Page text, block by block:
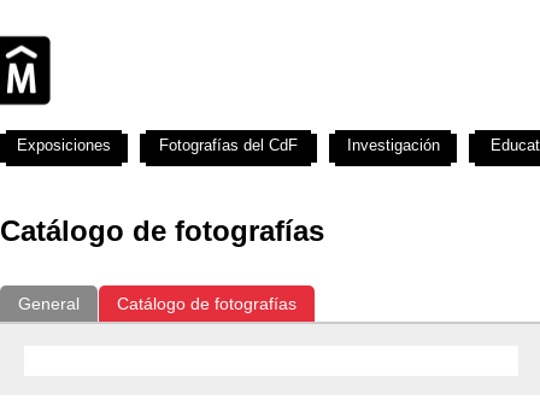
Catálogo de fotografías
General Catálogo de fotografías
Exposiciones Fotografías del CdF Investigación